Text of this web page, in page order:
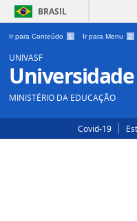
BRASIL
Ir para Conteúdo 1 Ir para Menu 2
UNIVASF
Universidade
MINISTÉRIO DA EDUCAÇÃO
Covid-19